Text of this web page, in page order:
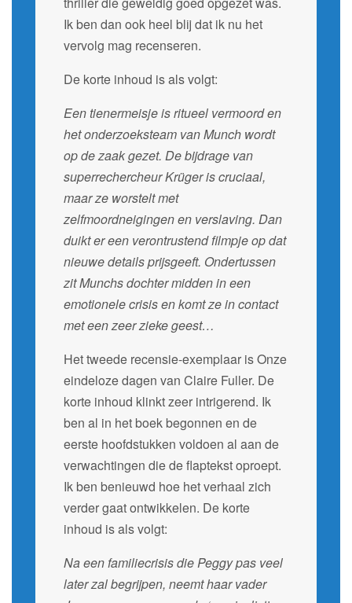
Ik ben dan ook heel blij dat ik nu het
vervolg mag recenseren.
De korte inhoud is als volgt:
Een tienermeisje is ritueel vermoord en
het onderzoeksteam van Munch wordt
op de zaak gezet. De bijdrage van
superrechercheur Krüger is cruciaal,
maar ze worstelt met
zelfmoordneigingen en verslaving. Dan
duikt er een verontrustend filmpje op dat
nieuwe details prijsgeeft. Ondertussen
zit Munchs dochter midden in een
emotionele crisis en komt ze in contact
met een zeer zieke geest…
Het tweede recensie-exemplaar is Onze
eindeloze dagen van Claire Fuller. De
korte inhoud klinkt zeer intrigerend. Ik
ben al in het boek begonnen en de
eerste hoofdstukken voldoen al aan de
verwachtingen die de flaptekst oproept.
Ik ben benieuwd hoe het verhaal zich
verder gaat ontwikkelen. De korte
inhoud is als volgt:
Na een familiecrisis die Peggy pas veel
later zal begrijpen, neemt haar vader